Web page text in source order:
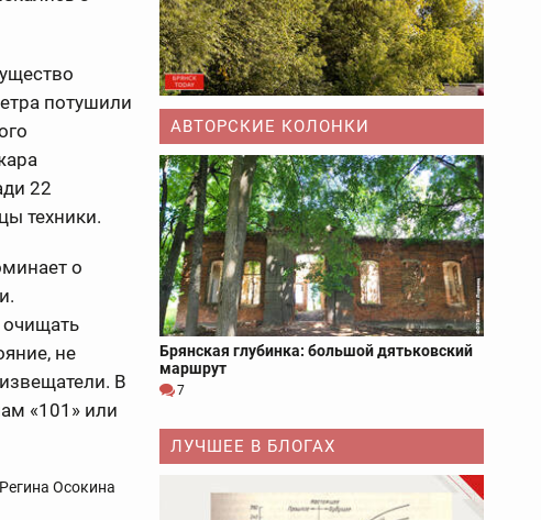
потушили
22
техники.
о
очищать
не
В
«101» или
Регина Осокина
АВТОРСКИЕ КОЛОНКИ
Брянская глубинка: большой дятьковский
маршрут
7
ЛУЧШЕЕ В БЛОГАХ